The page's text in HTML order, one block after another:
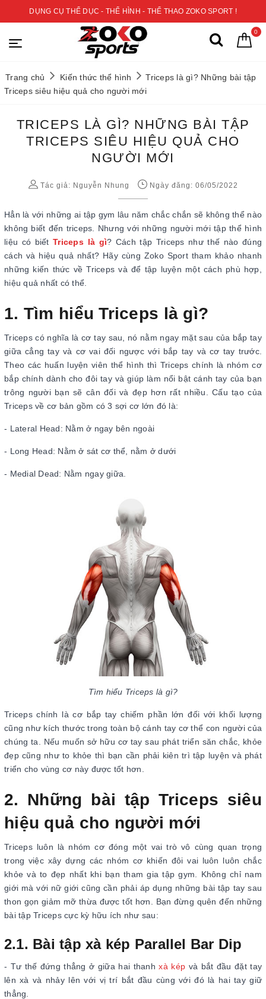
DỤNG CỤ THỂ DỤC - THỂ HÌNH - THỂ THAO ZOKO SPORT !
0
Trang chủ Kiến thức thể hình
Triceps là gì? Những bài tập
Triceps siêu hiệu quả cho người mới
TRICEPS LÀ GÌ? NHỮNG BÀI TẬP
TRICEPS SIÊU HIỆU QUẢ CHO
NGƯỜI MỚI
Tác giả: Nguyễn Nhung Ngày đăng: 06/05/2022
Hẳn là với những ai tập gym lâu năm chắc chắn sẽ không thể nào
không biết đến triceps. Nhưng với những người mới tập thể hình
liệu có biếtTriceps là gì? Cách tập Triceps như thế nào đúng
cách và hiệu quả nhất? Hãy cùng Zoko Sport tham khảo nhanh
những kiến thức về Triceps và để tập luyện một cách phù hợp,
hiệu quả nhất có thể.
1. Tìm hiểu Triceps là gì?
Triceps có nghĩa là cơ tay sau, nó nằm ngay mặt sau của bắp tay
giữa cẳng tay và cơ vai đối ngược với bắp tay và cơ tay trước.
Theo các huấn luyện viên thể hình thì Triceps chính là nhóm cơ
bắp chính dành cho đôi tay và giúp làm nổi bật cánh tay của bạn
trông người bạn sẽ cân đối và đẹp hơn rất nhiều. Cấu tạo của
Triceps về cơ bản gồm có 3 sợi cơ lớn đó là:
- Lateral Head: Nằm ở ngay bên ngoài
- Long Head: Nằm ở sát cơ thể, nằm ở dưới
- Medial Dead: Nằm ngay giữa.
Tìm hiểu Triceps là gì?
Triceps chính là cơ bắp tay chiếm phần lớn đối với khối lượng
cũng như kích thước trong toàn bộ cánh tay cơ thể con người của
chúng ta. Nếu muốn sở hữu cơ tay sau phát triển săn chắc, khỏe
đẹp cũng như to khỏe thì bạn cần phải kiên trì tập luyện và phát
triển cho vùng cơ này được tốt hơn.
2. Những bài tập Triceps siêu
hiệu quả cho người mới
Triceps luôn là nhóm cơ đóng một vai trò vô cùng quan trọng
trong việc xây dựng các nhóm cơ khiến đôi vai luôn luôn chắc
khỏe và to đẹp nhất khi bạn tham gia tập gym. Không chỉ nam
giới mà với nữ giới cũng cần phải áp dụng những bài tập tay sau
thon gọn giảm mỡ thừa được tốt hơn. Bạn đừng quên đến những
bài tập Triceps cực kỳ hữu ích như sau:
2.1. Bài tập xà kép Parallel Bar Dip
- Tư thế đứng thẳng ở giữa hai thanhxà kép và bắt đầu đặt tay
lên xà và nhảy lên với vị trí bắt đầu cùng với đó là hai tay giữ
thẳng.